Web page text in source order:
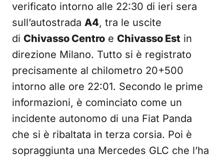
verificato intorno alle 22:30 di ieri sera
sull’autostrada A4, tra le uscite
di Chivasso Centro e Chivasso Est in
direzione Milano. Tutto si è registrato
precisamente al chilometro 20+500
intorno alle ore 22:01. Secondo le prime
informazioni, è cominciato come un
incidente autonomo di una Fiat Panda
che si è ribaltata in terza corsia. Poi è
sopraggiunta una Mercedes GLC che l’ha